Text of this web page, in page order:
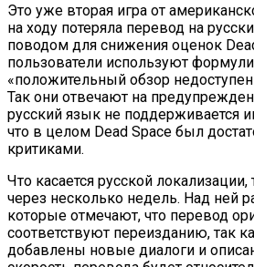
Это уже вторая игра от
на ходу потеряла перевод на
поводом для снижения оценок
пользователи используют
«положительный обзор
Так они отвечают на
русский язык не поддерживается
что в целом Dead Space был
критиками.
Что касается русской локализации,
через несколько недель. Над ней
которые отмечают, что перевод
соответствуют переизданию, так
добавлены новые диалоги и